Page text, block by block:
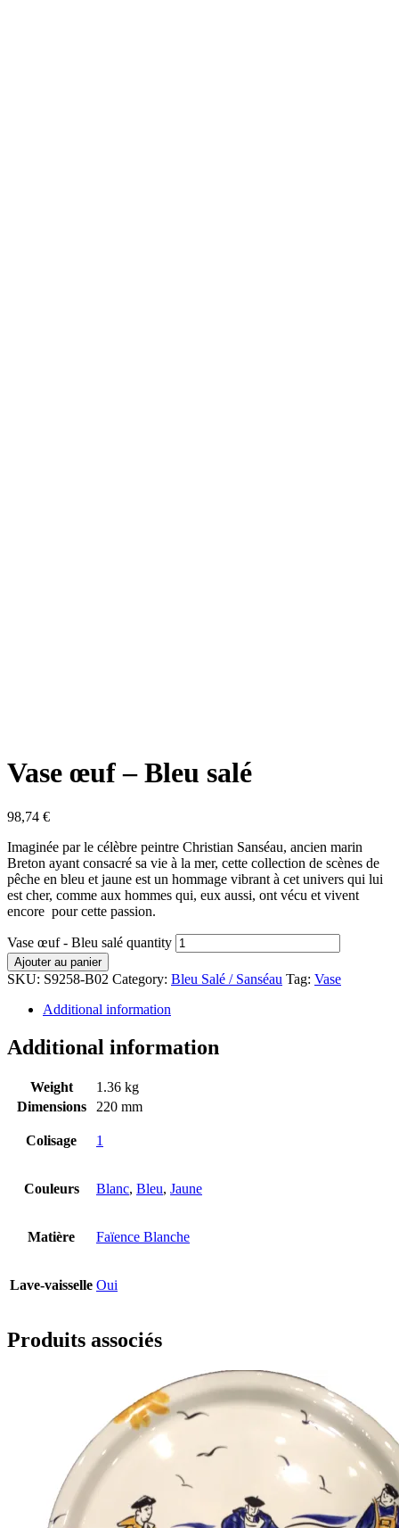
Vase œuf – Bleu salé
98,74 €
Imaginée par le célèbre peintre Christian Sanséau, ancien marin
Breton ayant consacré sa vie à la mer, cette collection de scènes de
pêche en bleu et jaune est un hommage vibrant à cet univers qui lui
est cher, comme aux hommes qui, eux aussi, ont vécu et vivent
encore pour cette passion.
Vase œuf - Bleu salé quantity
Ajouter au panier
SKU: S9258-B02 Category: Bleu Salé / Sanséau Tag: Vase
Additional information
Additional information
Weight
1.36 kg
Dimensions
220 mm
Colisage 1
Couleurs Blanc, Bleu, Jaune
Matière Faïence Blanche
Lave-vaisselle Oui
Produits associés